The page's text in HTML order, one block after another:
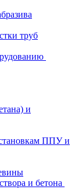
труб
и
ППУ и
и бетона